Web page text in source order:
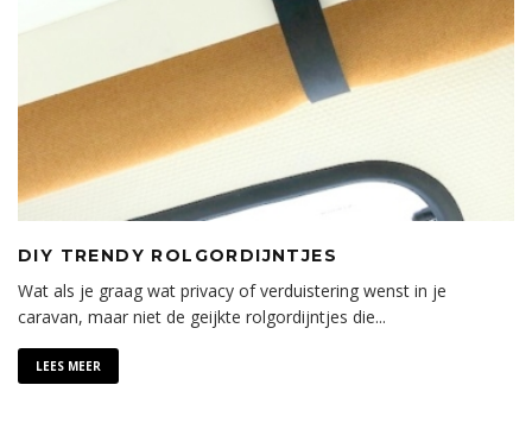
DIY TRENDY ROLGORDIJNTJES
Wat als je graag wat privacy of verduistering wenst in je
caravan, maar niet de geijkte rolgordijntjes die...
LEES MEER